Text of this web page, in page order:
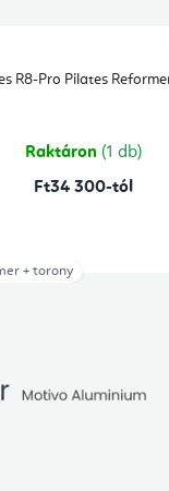
R8-Pro Pilates
Raktáron (1 db)
Ft34 300-tól
+ torony